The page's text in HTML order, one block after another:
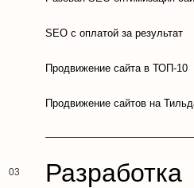
SEO с оплатой за результат
Продвижение сайта в ТОП-10
Продвижение сайтов на
Разработка